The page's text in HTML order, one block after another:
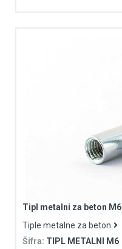
Tipl metalni za beton M6
Tiple metalne za beton
Šifra: TIPL METALNI M6